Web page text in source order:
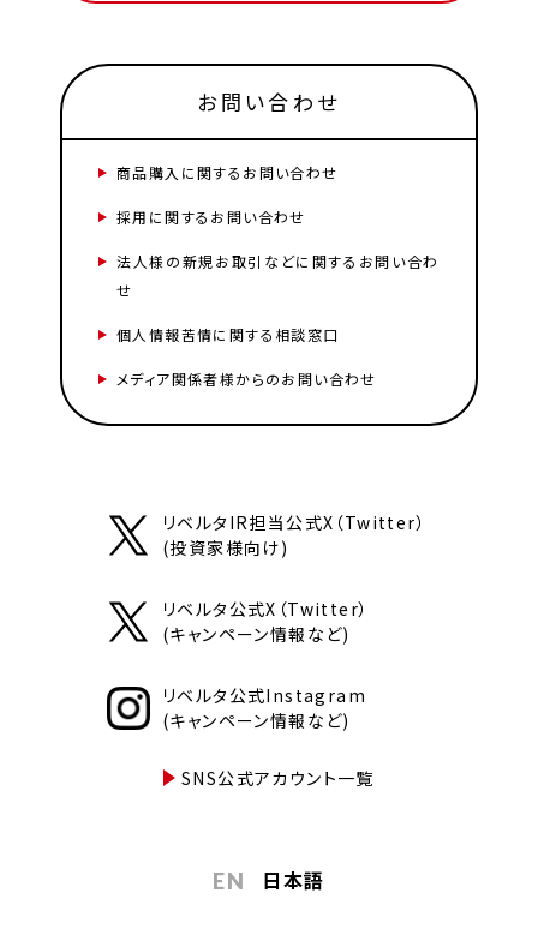
お問い合わせ
商品購入に関するお問い合わせ
採用に関するお問い合わせ
法人様の新規お取引などに関するお問い合わ
せ
個人情報苦情に関する相談窓口
メディア関係者様からのお問い合わせ
リベルタIR担当公式X（Twitter）
(投資家様向け)
リベルタ公式X（Twitter）
(キャンペーン情報など)
リベルタ公式Instagram
(キャンペーン情報など)
SNS公式アカウント一覧
EN 日本語